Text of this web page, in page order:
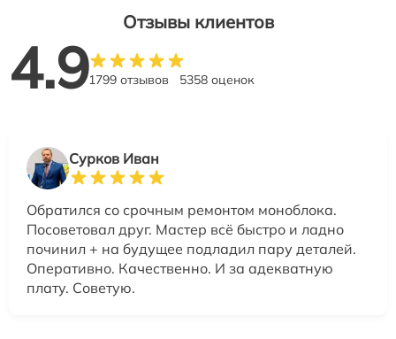
Отзывы клиентов
4.91799 отзывов 5358 оценок
Сурков Иван
Обратился со срочным ремонтом моноблока.
Посоветовал друг. Мастер всё быстро и ладно
починил + на будущее подладил пару деталей.
Оперативно. Качественно. И за адекватную
плату. Советую.